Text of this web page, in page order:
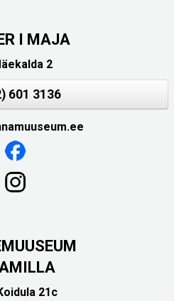
I MAJA
2
601 3136
21c